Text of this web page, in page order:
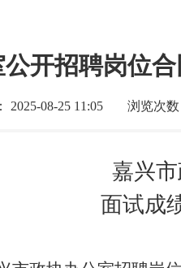
开招聘岗位
2025-08-25 11:05 浏览次数
嘉兴
面试成